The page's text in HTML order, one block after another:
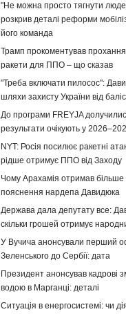
"Не можна просто тягнути
розкрив деталі реформи
його команда
Трамп прокоментував
ракети для ППО – що сказав
"Треба включати пилосос":
шляхи захисту України від
До програми FREYJA
результати очікують у
NYT: Росія посилює ракетні
рідше отримує ППО від Заходу
Чому Арахамія отримав
пояснення нардепа Давидюка
Держава дала депутату все:
скільки грошей отримує
У Вучича анонсували перший
Зеленського до Сербії: дата
Президент анонсував кадрові
водою в Марганці: деталі
Ситуація в енергосистемі: чи